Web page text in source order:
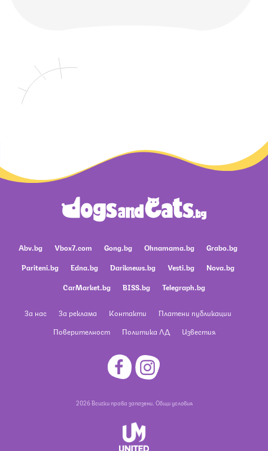
Abv.bg Vbox7.com Gong.bg Ohnamama.bg
Grabo.bg
Pariteni.bg
Edna.bg Dariknews.bg Vesti.bg
Nova.bg
CarMarket.bg
BISS.bg Telegraph.bg
За нас За реклама Контакти
Платени публикации
Поверителност
Политика ЛД Известия
2026 Всички права запазени. Общи условия